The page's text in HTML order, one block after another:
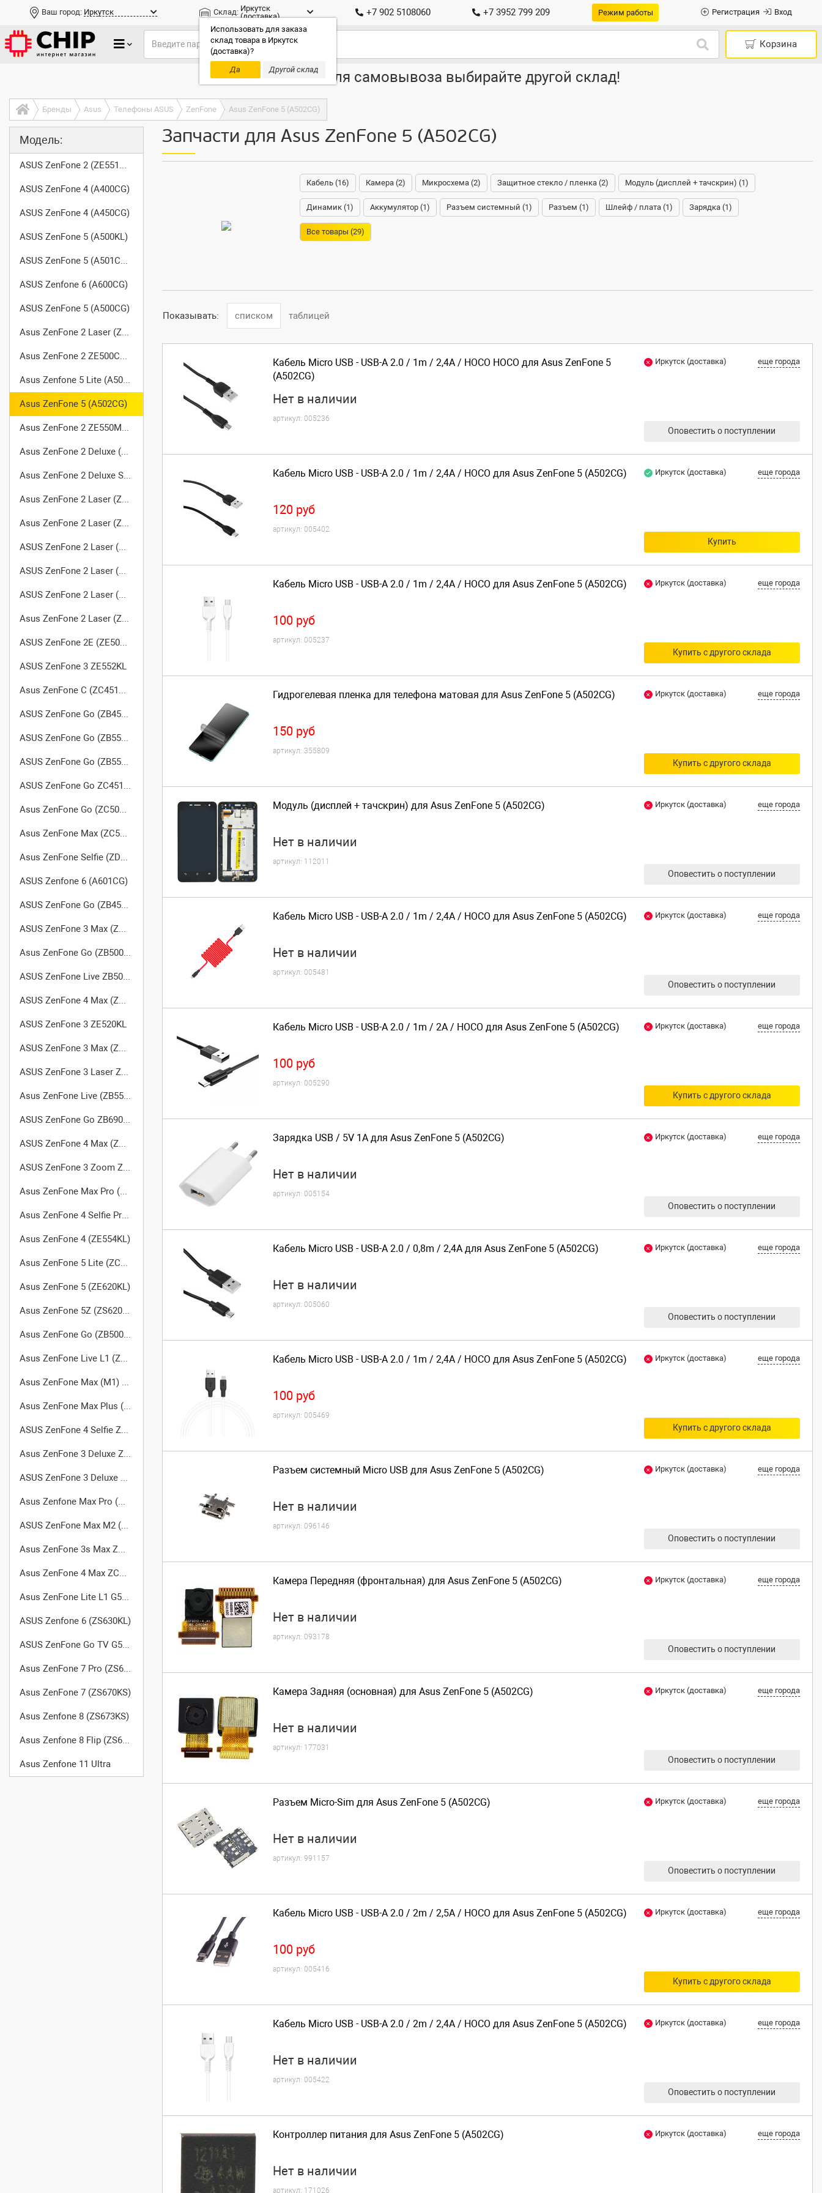
Ваш город: Иркутск Склад: Иркутск
(доставка)
Использовать для заказа
склад товара в Иркутск
(доставка)?
Да
Другой склад
+7 902 5108060 +7 3952 799 209 Режим работы Регистрация Вход
Корзина
Только доставка, для самовывоза выбирайте другой склад!
Бренды Asus Телефоны ASUS ZenFone Asus ZenFone 5 (A502CG)
Модель:
ASUS ZenFone 2 (ZE551ML) Z00A
ASUS ZenFone 4 (A400CG)
ASUS ZenFone 4 (A450CG)
ASUS ZenFone 5 (A500KL)
ASUS ZenFone 5 (A501CG) LTE T00J
ASUS Zenfone 6 (A600CG)
ASUS ZenFone 5 (A500CG)
Asus ZenFone 2 Laser (ZE550KL)
Asus ZenFone 2 ZE500CL Z00D
Asus Zenfone 5 Lite (A502CG)
Asus ZenFone 5 (A502CG)
Asus ZenFone 2 ZE550ML (Z008d)
Asus ZenFone 2 Deluxe (ZE551ML) Z00AD
Asus ZenFone 2 Deluxe Special Edition
Asus ZenFone 2 Laser (ZE500KG)
Asus ZenFone 2 Laser (ZE500KL)
ASUS ZenFone 2 Laser (ZE550KG)
ASUS ZenFone 2 Laser (ZE551KL)
ASUS ZenFone 2 Laser (ZE600KL)
Asus ZenFone 2 Laser (ZE601KL)
ASUS ZenFone 2E (ZE500CL AT&T)
ASUS ZenFone 3 ZE552KL
Asus ZenFone C (ZC451CG)
ASUS ZenFone Go (ZB452KG)
ASUS ZenFone Go (ZB551KL)
ASUS ZenFone Go (ZB552KL) X007D
ASUS ZenFone Go ZC451TG
Asus ZenFone Go (ZC500TG)
Asus ZenFone Max (ZC550KL)
Asus ZenFone Selfie (ZD551KL)
ASUS Zenfone 6 (A601CG)
ASUS ZenFone Go (ZB450KL)
ASUS ZenFone 3 Max (ZC520TL) X008D
Asus ZenFone Go (ZB500KL) X00AD
ASUS ZenFone Live ZB501KL GO
ASUS ZenFone 4 Max (ZC554KL)
ASUS ZenFone 3 ZE520KL
ASUS ZenFone 3 Max (ZC553KL)
ASUS ZenFone 3 Laser ZC551KL
Asus ZenFone Live (ZB553KL)
ASUS ZenFone Go ZB690KG
ASUS ZenFone 4 Max (ZC520KL)
ASUS ZenFone 3 Zoom ZE553KL
Asus ZenFone Max Pro (M1) ZB602KL
Asus ZenFone 4 Selfie Pro (ZD552KL)
Asus ZenFone 4 (ZE554KL)
Asus ZenFone 5 Lite (ZC600KL)
Asus ZenFone 5 (ZE620KL)
Asus ZenFone 5Z (ZS620KL)
Asus ZenFone Go (ZB500KG) X00BD
Asus ZenFone Live L1 (ZA550KL/G552KL)
Asus ZenFone Max (M1) ZB555KL
Asus ZenFone Max Plus (M1) ZB570TL
ASUS ZenFone 4 Selfie ZD553KL
Asus ZenFone 3 Deluxe ZS550KL
ASUS ZenFone 3 Deluxe ZS570KL
Asus Zenfone Max Pro (M2) ZB631KL
ASUS ZenFone Max M2 (ZB633KL)
Asus ZenFone 3s Max ZC521TL
Asus ZenFone 4 Max ZC550TL
Asus ZenFone Lite L1 G553KL
ASUS Zenfone 6 (ZS630KL)
ASUS ZenFone Go TV G550KL
Asus ZenFone 7 Pro (ZS671KS)
Asus ZenFone 7 (ZS670KS)
Asus Zenfone 8 (ZS673KS)
Asus Zenfone 8 Flip (ZS672KS)
Asus Zenfone 11 Ultra
Запчасти для Asus ZenFone 5 (A502CG)
Кабель (16) Камера (2) Микросхема (2) Защитное стекло / пленка (2) Модуль (дисплей + тачскрин) (1)
Динамик (1) Аккумулятор (1) Разъем системный (1) Разъем (1) Шлейф / плата (1) Зарядка (1)
Все товары (29)
Показывать: списком таблицей
Кабель Micro USB - USB-A 2.0 / 1m / 2,4A / HOCO HOCO для Asus ZenFone 5
(A502CG)
Нет в наличии
артикул: 005236
Иркутск (доставка) еще города
Оповестить о поступлении
Кабель Micro USB - USB-A 2.0 / 1m / 2,4A / HOCO для Asus ZenFone 5 (A502CG)
120 руб
артикул: 005402
Иркутск (доставка) еще города
Купить
Кабель Micro USB - USB-A 2.0 / 1m / 2,4A / HOCO для Asus ZenFone 5 (A502CG)
100 руб
артикул: 005237
Иркутск (доставка) еще города
Купить с другого склада
Гидрогелевая пленка для телефона матовая для Asus ZenFone 5 (A502CG)
150 руб
артикул: 355809
Иркутск (доставка) еще города
Купить с другого склада
Модуль (дисплей + тачскрин) для Asus ZenFone 5 (A502CG)
Нет в наличии
артикул: 112011
Иркутск (доставка) еще города
Оповестить о поступлении
Кабель Micro USB - USB-A 2.0 / 1m / 2,4A / HOCO для Asus ZenFone 5 (A502CG)
Нет в наличии
артикул: 005481
Иркутск (доставка) еще города
Оповестить о поступлении
Кабель Micro USB - USB-A 2.0 / 1m / 2A / HOCO для Asus ZenFone 5 (A502CG)
100 руб
артикул: 005290
Иркутск (доставка) еще города
Купить с другого склада
Зарядка USB / 5V 1A для Asus ZenFone 5 (A502CG)
Нет в наличии
артикул: 005154
Иркутск (доставка) еще города
Оповестить о поступлении
Кабель Micro USB - USB-A 2.0 / 0,8m / 2,4A для Asus ZenFone 5 (A502CG)
Нет в наличии
артикул: 005060
Иркутск (доставка) еще города
Оповестить о поступлении
Кабель Micro USB - USB-A 2.0 / 1m / 2,4A / HOCO для Asus ZenFone 5 (A502CG)
100 руб
артикул: 005469
Иркутск (доставка) еще города
Купить с другого склада
Разъем системный Micro USB для Asus ZenFone 5 (A502CG)
Нет в наличии
артикул: 096146
Иркутск (доставка) еще города
Оповестить о поступлении
Камера Передняя (фронтальная) для Asus ZenFone 5 (A502CG)
Нет в наличии
артикул: 093178
Иркутск (доставка) еще города
Оповестить о поступлении
Камера Задняя (основная) для Asus ZenFone 5 (A502CG)
Нет в наличии
артикул: 177031
Иркутск (доставка) еще города
Оповестить о поступлении
Разъем Micro-Sim для Asus ZenFone 5 (A502CG)
Нет в наличии
артикул: 991157
Иркутск (доставка) еще города
Оповестить о поступлении
Кабель Micro USB - USB-A 2.0 / 2m / 2,5A / HOCO для Asus ZenFone 5 (A502CG)
100 руб
артикул: 005416
Иркутск (доставка) еще города
Купить с другого склада
Кабель Micro USB - USB-A 2.0 / 2m / 2,4A / HOCO для Asus ZenFone 5 (A502CG)
Нет в наличии
артикул: 005422
Иркутск (доставка) еще города
Оповестить о поступлении
Контроллер питания для Asus ZenFone 5 (A502CG)
Нет в наличии
артикул: 171026
Иркутск (доставка) еще города